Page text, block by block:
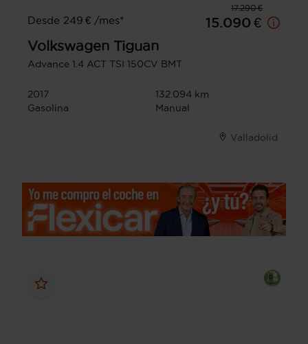
17.290 €
Desde 249 € /mes*
15.090 €
Volkswagen Tiguan
Advance 1.4 ACT TSI 150CV BMT
2017
132.094 km
Gasolina
Manual
Valladolid